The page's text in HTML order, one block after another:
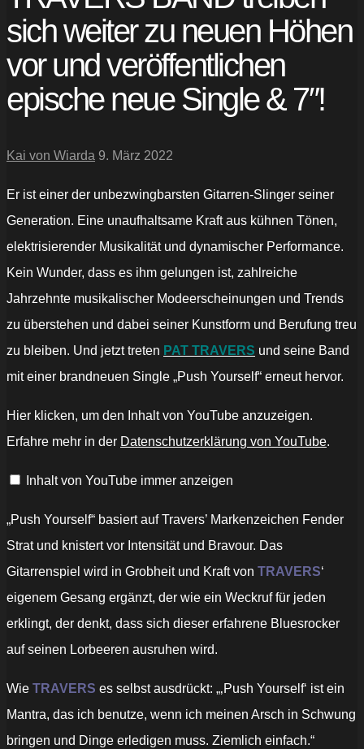
sich weiter zu neuen Höhen
vor und veröffentlichen
epische neue Single & 7″!
Kai von Wiarda 9. März 2022
Er ist einer der unbezwingbarsten Gitarren-Slinger seiner
Generation. Eine unaufhaltsame Kraft aus kühnen Tönen,
elektrisierender Musikalität und dynamischer Performance.
Kein Wunder, dass es ihm gelungen ist, zahlreiche
Jahrzehnte musikalischer Modeerscheinungen und Trends
zu überstehen und dabei seiner Kunstform und Berufung treu
zu bleiben. Und jetzt treten PAT TRAVERS und seine Band
mit einer brandneuen Single „Push Yourself“ erneut hervor.
„Pat
Travers
Push
Music
YouTube
Hier klicken, um den Inhalt von YouTube anzuzeigen.
Erfahre mehr in der Datenschutzerklärung von YouTube.
Inhalt von YouTube immer anzeigen
„Push Yourself“ basiert auf Travers’ Markenzeichen Fender
Strat und knistert vor Intensität und Bravour. Das
Gitarrenspiel wird in Grobheit und Kraft von TRAVERS‘
eigenem Gesang ergänzt, der wie ein Weckruf für jeden
erklingt, der denkt, dass sich dieser erfahrene Bluesrocker
auf seinen Lorbeeren ausruhen wird.
Wie TRAVERS es selbst ausdrückt: „‚Push Yourself‘ ist ein
Mantra, das ich benutze, wenn ich meinen Arsch in Schwung
bringen und Dinge erledigen muss. Ziemlich einfach.“